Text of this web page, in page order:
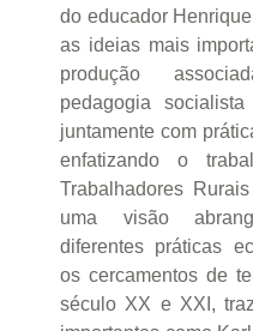
do educador
as ideias mais
produção
pedagogia
juntamente com
enfatizando o
Trabalhadores
uma visão
diferentes práticas
os cercamentos de
século XX e XXI,